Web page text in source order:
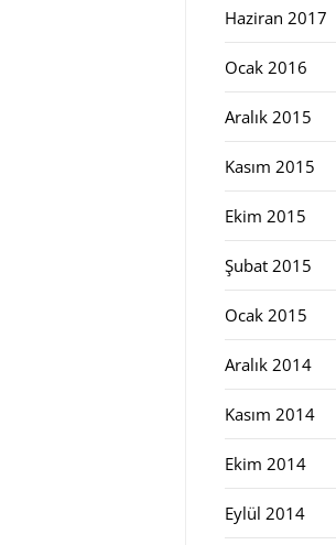
Haziran 2017
Ocak 2016
Aralık 2015
Kasım 2015
Ekim 2015
Şubat 2015
Ocak 2015
Aralık 2014
Kasım 2014
Ekim 2014
Eylül 2014